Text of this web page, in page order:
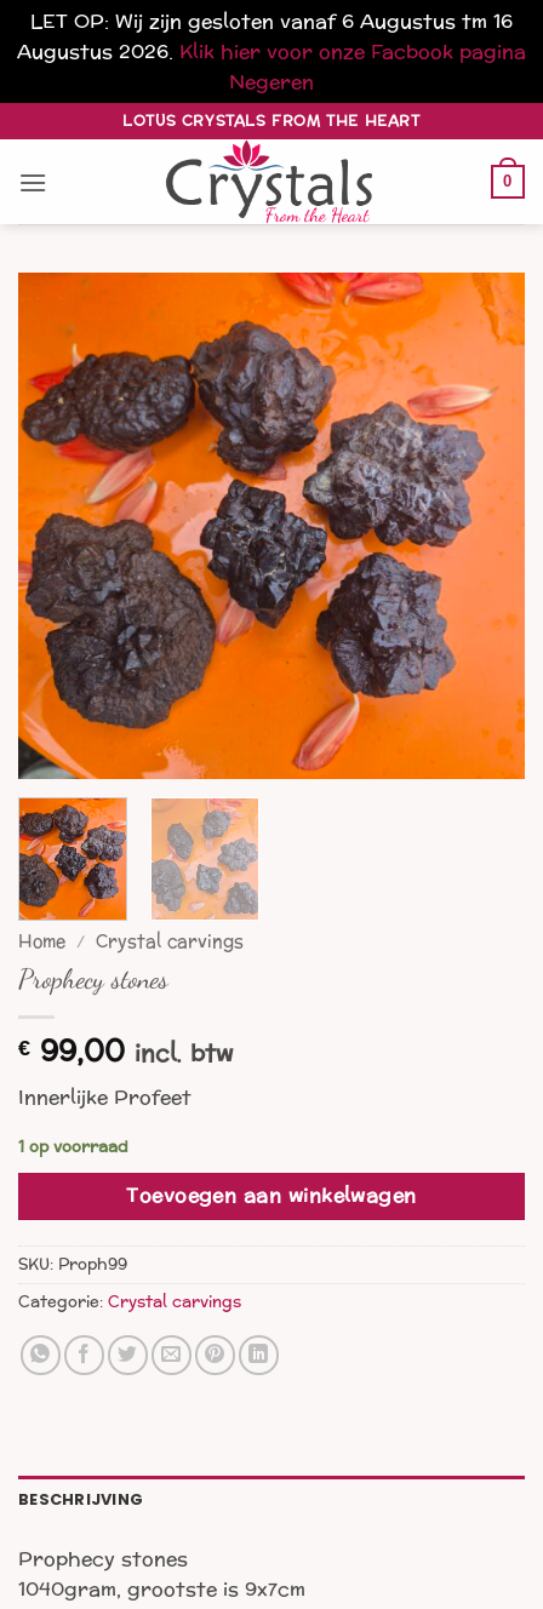
LET OP: Wij zijn gesloten vanaf 6 Augustus tm 16
Augustus 2026. Klik hier voor onze Facbook pagina
Negeren
naar
inhoud
LOTUS CRYSTALS FROM THE HEART
0
Home / Crystal carvings
Prophecy stones
€ 99,00 incl. btw
Innerlijke Profeet
1 op voorraad
Toevoegen aan winkelwagen
SKU: Proph99
Categorie:Crystal carvings
BESCHRIJVING
Prophecy stones
1040gram, grootste is 9x7cm